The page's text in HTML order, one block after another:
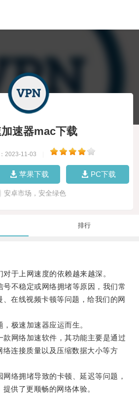
速器mac下载
2023-11-03
苹果下载 PC下载
安卓市场，安全绿色
排行
上网速度的依赖越来越深。
不稳定或网络拥堵等原因，我们常
在线视频卡顿等问题，给我们的网
极速加速器应运而生。
网络加速软件，其功能主要是通过
络连接质量以及压缩数据大小等方
络拥堵导致的卡顿、延迟等问题，
供了更顺畅的网络体验。